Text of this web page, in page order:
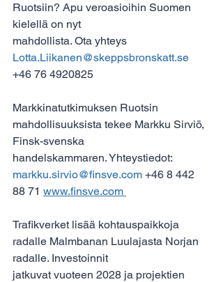
Ruotsiin? Apu veroasioihin Suomen
kielellä on nyt
mahdollista. Ota yhteys
Lotta.Liikanen@skeppsbronskatt.se
+46 76 4920825
Markkinatutkimuksen Ruotsin
mahdollisuuksista tekee Markku Sirviö,
Finsk-svenska
handelskammaren. Yhteystiedot:
markku.sirvio@finsve.com +46 8 442
88 71 www.finsve.com
Trafikverket lisää kohtauspaikkoja
radalle Malmbanan Luulajasta Norjan
radalle. Investoinnit
jatkuvat vuoteen 2028 ja projektien